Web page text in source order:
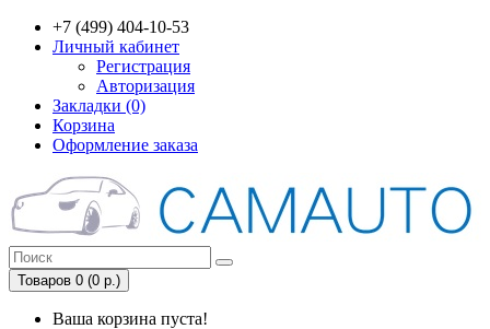
+7 (499) 404-10-53
Личный кабинет
Регистрация
Авторизация
Закладки (0)
Корзина
Оформление заказа
Товаров 0 (0 р.)
Ваша корзина пуста!